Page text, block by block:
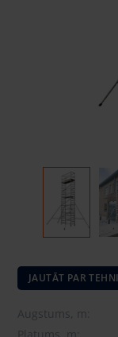
JAUTĀT PAR
Augstums, m: